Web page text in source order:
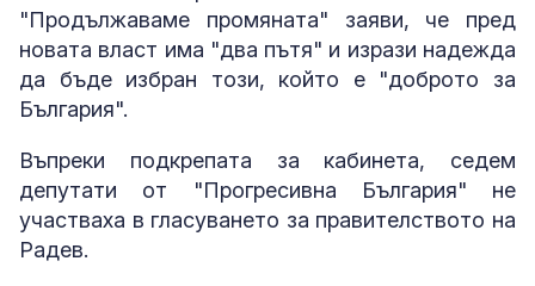
"Продължаваме промяната" заяви, че пред
новата власт има "два пътя" и изрази надежда
да бъде избран този, който е "доброто за
България".
Въпреки подкрепата за кабинета, седем
депутати от "Прогресивна България" не
участваха в гласуването за правителството на
Радев.